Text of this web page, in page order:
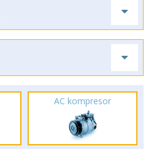
AC kompresor